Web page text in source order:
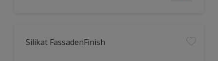
Silikat FassadenFinish